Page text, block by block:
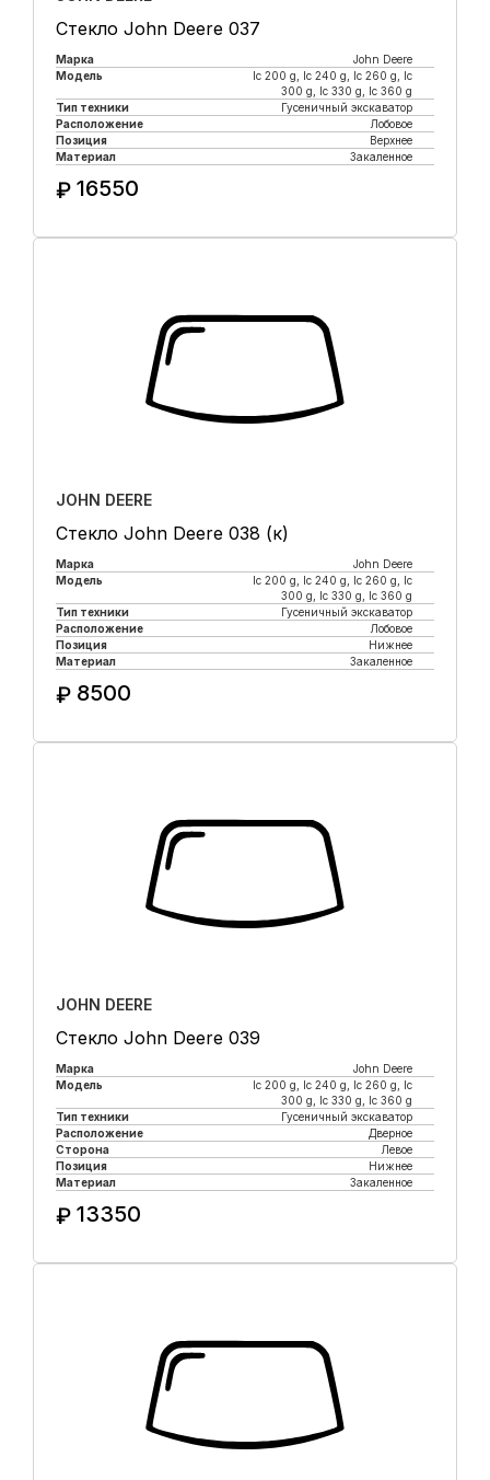
Стекло John Deere 037
Марка
John Deere
Модель
lc 200 g, lc 240 g, lc 260 g, lc
300 g, lc 330 g, lc 360 g
Тип техники
Гусеничный экскаватор
Расположение
Лобовое
Позиция
Верхнее
Материал
Закаленное
₽ 16550
JOHN DEERE
Стекло John Deere 038 (к)
Марка
John Deere
Модель
lc 200 g, lc 240 g, lc 260 g, lc
300 g, lc 330 g, lc 360 g
Тип техники
Гусеничный экскаватор
Расположение
Лобовое
Позиция
Нижнее
Материал
Закаленное
₽ 8500
JOHN DEERE
Стекло John Deere 039
Марка
John Deere
Модель
lc 200 g, lc 240 g, lc 260 g, lc
300 g, lc 330 g, lc 360 g
Тип техники
Гусеничный экскаватор
Расположение
Дверное
Сторона
Левое
Позиция
Нижнее
Материал
Закаленное
₽ 13350